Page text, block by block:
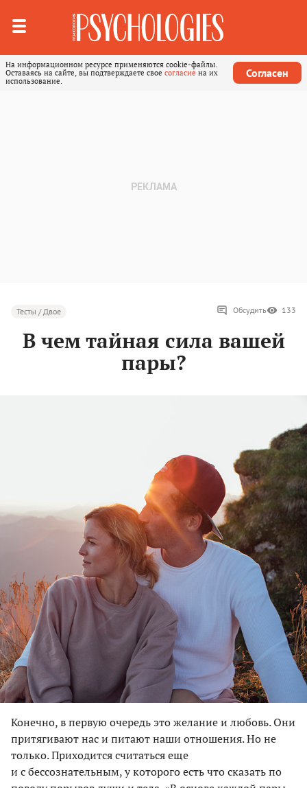
На информационном ресурсе применяются cookie-файлы.
Оставаясь на сайте, вы подтверждаете свое согласие на их
использование.
Согласен
Тесты / Двое Обсудить 133
В чем тайная сила вашей
пары?
Конечно, в первую очередь это желание и любовь. Они
притягивают нас и питают наши отношения. Но не
только. Приходится считаться еще
и с бессознательным, у которого есть что сказать по